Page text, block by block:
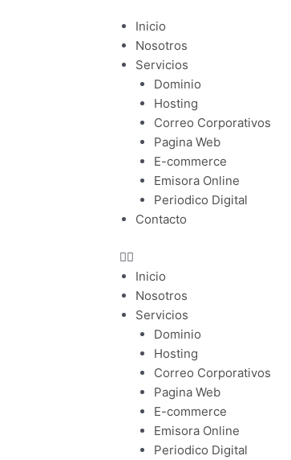
Inicio
Nosotros
Servicios
Dominio
Hosting
Correo Corporativos
Pagina Web
E-commerce
Emisora Online
Periodico Digital
Contacto
Menu
Inicio
Nosotros
Servicios
Dominio
Hosting
Correo Corporativos
Pagina Web
E-commerce
Emisora Online
Periodico Digital